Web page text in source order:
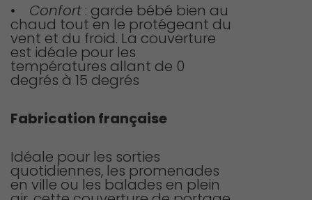
• Confort : garde bébé bien au
chaud tout en le protégeant du
vent et du froid. La couverture
est idéale pour les
températures allant de 0
degrés à 15 degrés
Fabrication française
Idéale pour les sorties
quotidiennes, les promenades
en ville ou les balades en plein